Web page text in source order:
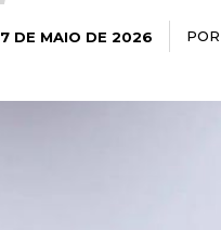
7 DE MAIO DE 2026 POR